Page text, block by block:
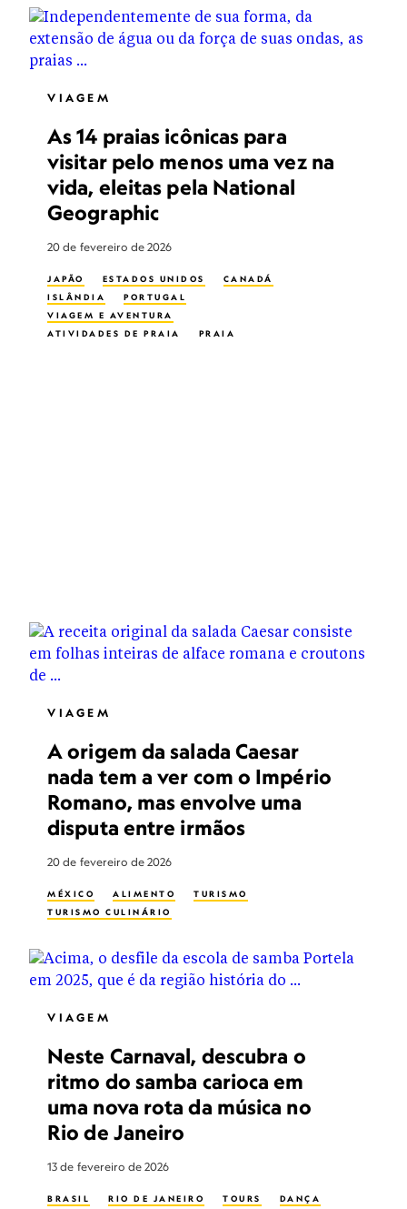
VIAGEM
As 14 praias icônicas para
visitar pelo menos uma vez na
vida, eleitas pela National
Geographic
20 de fevereiro de 2026
JAPÃO ESTADOS UNIDOS
CANADÁ
ISLÂNDIA
PORTUGAL
VIAGEM E AVENTURA
ATIVIDADES DE PRAIA
PRAIA
VIAGEM
A origem da salada Caesar
nada tem a ver com o Império
Romano, mas envolve uma
disputa entre irmãos
20 de fevereiro de 2026
MÉXICO ALIMENTO
TURISMO
TURISMO CULINÁRIO
VIAGEM
Neste Carnaval, descubra o
ritmo do samba carioca em
uma nova rota da música no
Rio de Janeiro
13 de fevereiro de 2026
BRASIL RIO DE JANEIRO TOURS
DANÇA